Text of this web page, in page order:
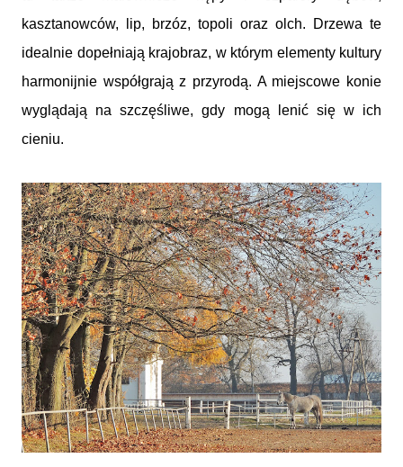
kasztanowców, lip, brzóz, topoli oraz olch. Drzewa te
idealnie dopełniają krajobraz, w którym elementy kultury
harmonijnie współgrają z przyrodą. A miejscowe konie
wyglądają na szczęśliwe, gdy mogą lenić się w ich
cieniu.